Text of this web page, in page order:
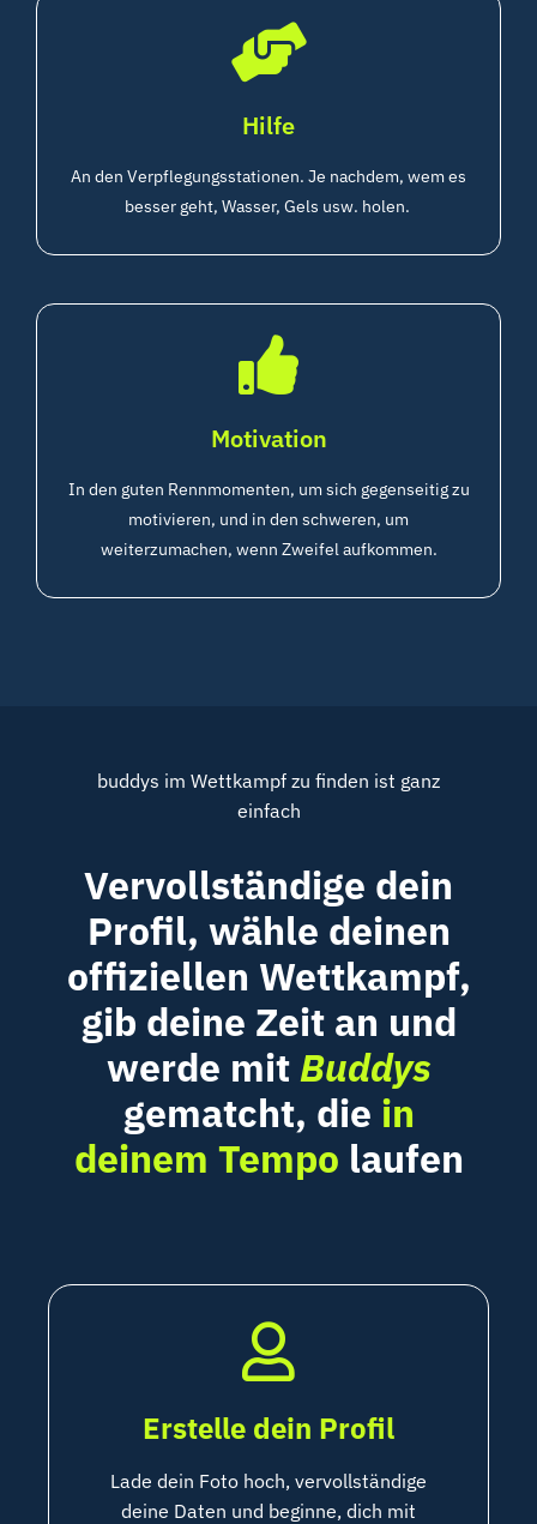
Hilfe
An den Verpflegungsstationen. Je nachdem, wem es
besser geht, Wasser, Gels usw. holen.
Motivation
In den guten Rennmomenten, um sich gegenseitig zu
motivieren, und in den schweren, um
weiterzumachen, wenn Zweifel aufkommen.
buddys im Wettkampf zu finden ist ganz
einfach
Vervollständige dein
Profil, wähle deinen
offiziellen Wettkampf,
gib deine Zeit an und
werde mitBuddys
gematcht, die in
deinem Tempo laufen
Erstelle dein Profil
Lade dein Foto hoch, vervollständige
deine Daten und beginne, dich mit